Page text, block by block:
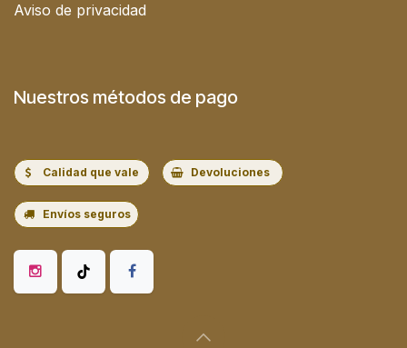
Aviso de privacidad
Nuestros métodos de pago
Calidad que vale Devoluciones
Envíos seguros